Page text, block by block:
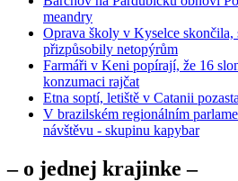
meandry
Oprava školy v Kyselce skončila,
přizpůsobily netopýrům
Farmáři v Keni popírají, že 16
konzumaci rajčat
Etna soptí, letiště v Catanii
V brazilském regionálním
návštěvu - skupinu kapybar
– o jednej krajinke –